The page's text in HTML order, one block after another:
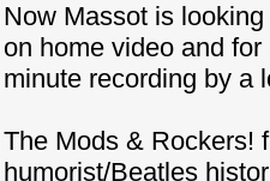
Now Massot is
on home video and
minute recording by a
The Mods & Rockers!
humorist/Beatles